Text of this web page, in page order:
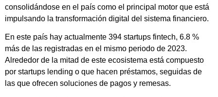
consolidándose en el país como el principal motor que está
impulsando la transformación digital del sistema financiero.
En este país hay actualmente 394 startups fintech, 6.8 %
más de las registradas en el mismo periodo de 2023.
Alrededor de la mitad de este ecosistema está compuesto
por startups lending o que hacen préstamos, seguidas de
las que ofrecen soluciones de pagos y remesas.